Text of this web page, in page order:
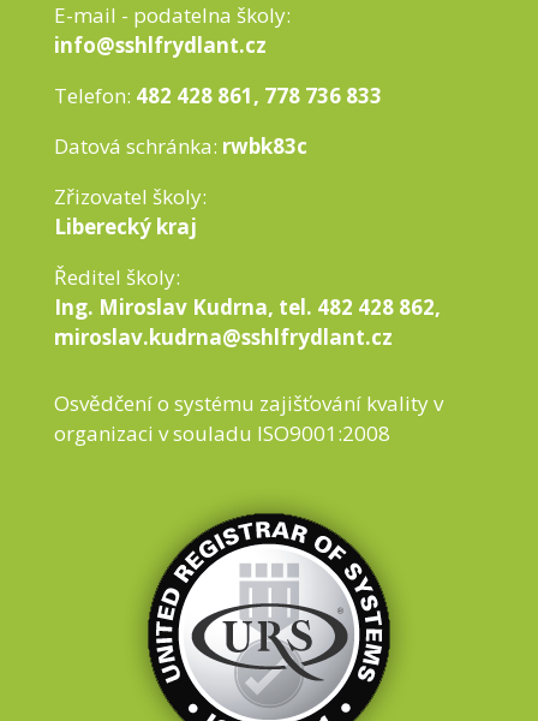
E-mail - podatelna školy:
info@sshlfrydlant.cz
Telefon: 482 428 861, 778 736 833
Datová schránka: rwbk83c
Zřizovatel školy:
Liberecký kraj
Ředitel školy:
Ing. Miroslav Kudrna, tel. 482 428 862,
miroslav.kudrna@sshlfrydlant.cz
Osvědčení o systému zajišťování kvality v
organizaci v souladu ISO9001:2008